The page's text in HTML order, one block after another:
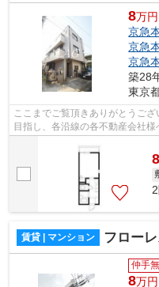
8万円
京急
京急
京急
築28
東京
ここまでご覧頂きありがとうご
目指し、各沿線の各不動産会社
賃貸 | マンション フロー
仲手
8万円